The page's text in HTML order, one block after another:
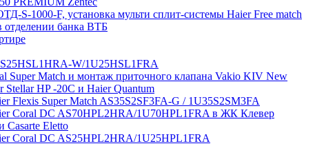
S-1000-F, установка мульти сплит-системы Haier Free match
банка ВТБ
W/1U25HSL1FRA
Super Match и монтаж приточного клапана Vakio KIV New
Stellar HP -20С и Haier Quantum
Flexis Super Match AS35S2SF3FA-G / 1U35S2SM3FA
Coral DC AS70HPL2HRA/1U70HPL1FRA в ЖК Клевер
Casarte Eletto
Coral DC AS25HPL2HRA/1U25HPL1FRA